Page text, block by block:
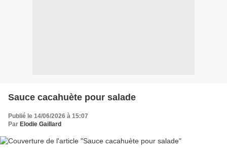
Sauce cacahuète pour salade
Publié le 14/06/2026 à 15:07
Par Elodie Gaillard